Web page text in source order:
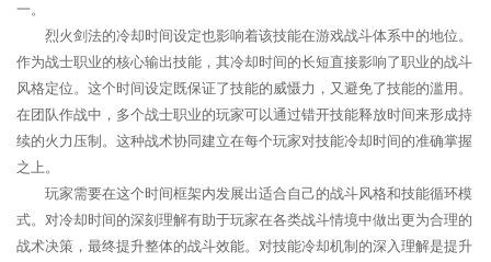
一。
烈火剑法的冷却时间设定也影响着该技能在游戏战斗体系中的地位。
作为战士职业的核心输出技能，其冷却时间的长短直接影响了职业的战斗
风格定位。这个时间设定既保证了技能的威慑力，又避免了技能的滥用。
在团队作战中，多个战士职业的玩家可以通过错开技能释放时间来形成持
续的火力压制。这种战术协同建立在每个玩家对技能冷却时间的准确掌握
之上。
玩家需要在这个时间框架内发展出适合自己的战斗风格和技能循环模
式。对冷却时间的深刻理解有助于玩家在各类战斗情境中做出更为合理的
战术决策，最终提升整体的战斗效能。对技能冷却机制的深入理解是提升